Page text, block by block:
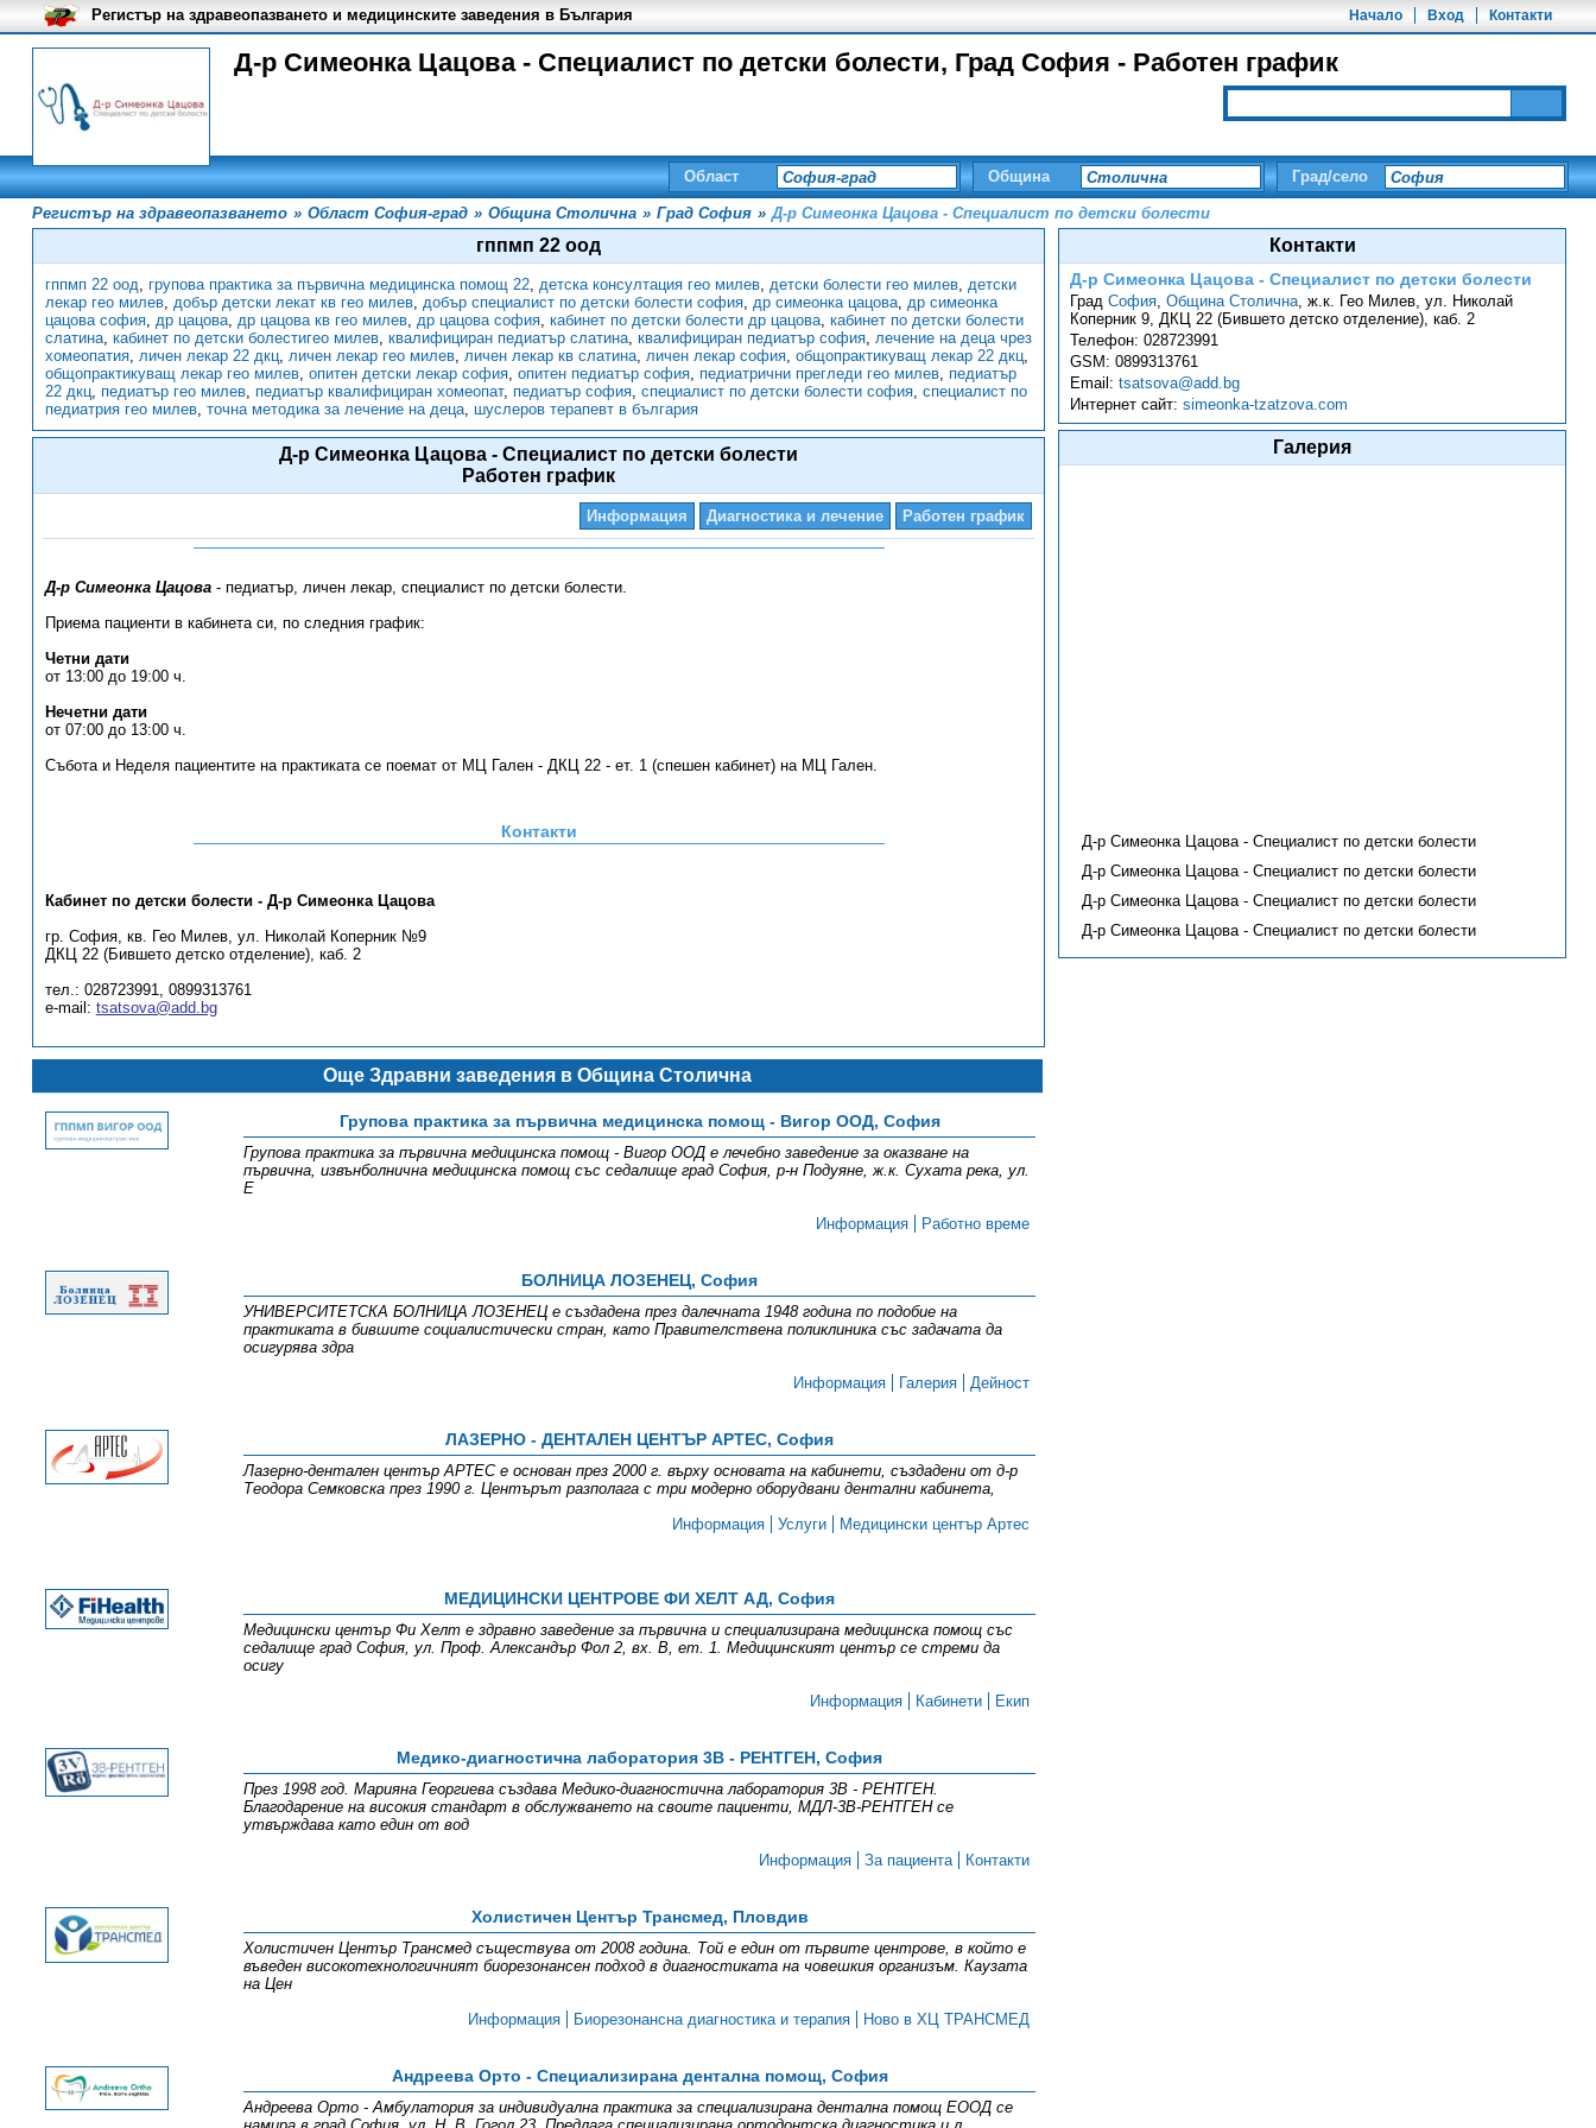
Д-р Симеонка Цацова - Специалист по детски болести, Град София - Работен график
Начало Вход Контакти
Регистър на здравеопазването и медицинските заведения в България
Област Община Град/село
Регистър на здравеопазването » Област София-град » Община Столична » Град София » Д-р Симеонка Цацова - Специалист по детски болести
гппмп 22 оод
гппмп 22 оод, групова практика за първична медицинска помощ 22, детска консултация гео милев, детски болести гео милев, детски
лекар гео милев, добър детски лекат кв гео милев, добър специалист по детски болести софия, др симеонка цацова, др симеонка
цацова софия, др цацова, др цацова кв гео милев, др цацова софия, кабинет по детски болести др цацова, кабинет по детски болести
слатина, кабинет по детски болестигео милев, квалифициран педиатър слатина, квалифициран педиатър софия, лечение на деца чрез
хомеопатия, личен лекар 22 дкц, личен лекар гео милев, личен лекар кв слатина, личен лекар софия, общопрактикуващ лекар 22 дкц,
общопрактикуващ лекар гео милев, опитен детски лекар софия, опитен педиатър софия, педиатрични прегледи гео милев, педиатър
22 дкц, педиатър гео милев, педиатър квалифициран хомеопат, педиатър софия, специалист по детски болести софия, специалист по
педиатрия гео милев, точна методика за лечение на деца, шуслеров терапевт в българия
Д-р Симеонка Цацова - Специалист по детски болести
Работен график
Информация Диагностика и лечение Работен график
Д-р Симеонка Цацова- педиатър, личен лекар, специалист по детски болести.
Приема пациенти в кабинета си, по следния график:
Четни дати
от 13:00 до 19:00 ч.
Нечетни дати
от 07:00 до 13:00 ч.
Събота и Неделя пациентите на практиката се поемат от МЦ Гален - ДКЦ 22 - ет. 1 (спешен кабинет) на МЦ Гален.
Контакти
Кабинет по детски болести - Д-р Симеонка Цацова
гр. София, кв. Гео Милев, ул. Николай Коперник №9
ДКЦ 22 (Бившето детско отделение), каб. 2
тел.: 028723991, 0899313761
e-mail: tsatsova@add.bg
Контакти
Д-р Симеонка Цацова - Специалист по детски болести
Град София, Община Столична, ж.к. Гео Милев, ул. Николай
Коперник 9, ДКЦ 22 (Бившето детско отделение), каб. 2
Телефон: 028723991
GSM: 0899313761
Email: tsatsova@add.bg
Интернет сайт: simeonka-tzatzova.com
Галерия
Д-р Симеонка Цацова - Специалист по детски болести
Д-р Симеонка Цацова - Специалист по детски болести
Д-р Симеонка Цацова - Специалист по детски болести
Д-р Симеонка Цацова - Специалист по детски болести
Още Здравни заведения в Община Столична
Групова практика за първична медицинска помощ - Вигор ООД, София
Групова практика за първична медицинска помощ - Вигор ООД е лечебно заведение за оказване на
първична, извънболнична медицинска помощ със седалище град София, р-н Подуяне, ж.к. Сухата река, ул.
Е
Информация
Работно време
БОЛНИЦА ЛОЗЕНЕЦ, София
УНИВЕРСИТЕТСКА БОЛНИЦА ЛОЗЕНЕЦ е създадена през далечната 1948 година по подобие на
практиката в бившите социалистически стран, като Правителствена поликлиника със задачата да
осигурява здра
Информация
Галерия Дейност
ЛАЗЕРНО - ДЕНТАЛЕН ЦЕНТЪР АРТЕС, София
Лазерно-дентален център АРТЕС е основан през 2000 г. върху основата на кабинети, създадени от д-р
Теодора Семковска през 1990 г. Центърът разполага с три модерно оборудвани дентални кабинета,
Информация
Услуги Медицински център Артес
МЕДИЦИНСКИ ЦЕНТРОВЕ ФИ ХЕЛТ АД, София
Медицински център Фи Хелт е здравно заведение за първична и специализирана медицинска помощ със
седалище град София, ул. Проф. Александър Фол 2, вх. В, ет. 1. Медицинският център се стреми да
осигу
Информация
Кабинети Екип
Медико-диагностична лаборатория 3В - РЕНТГЕН, София
През 1998 год. Марияна Георгиева създава Медико-диагностична лаборатория 3В - РЕНТГЕН.
Благодарение на високия стандарт в обслужването на своите пациенти, МДЛ-3В-РЕНТГЕН се
утвърждава като един от вод
Информация
За пациента Контакти
Холистичен Център Трансмед, Пловдив
Холистичен Център Трансмед съществува от 2008 година. Той е един от първите центрове, в който е
въведен високотехнологичният биорезонансен подход в диагностиката на човешкия организъм. Каузата
на Цен
Информация
Биорезонансна диагностика и терапия Ново в ХЦ ТРАНСМЕД
Андреева Орто - Специализирана дентална помощ, София
Андреева Орто - Амбулатория за индивидуална практика за специализирана дентална помощ ЕООД се